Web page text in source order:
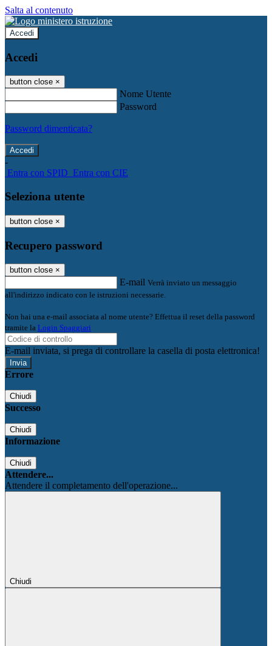
Salta al contenuto
Accedi
Accedi
button close ×
Nome Utente
Password
Password dimenticata?
-
Entra con SPID Entra con CIE
Seleziona utente
button close ×
Recupero password
button close ×
E-mail Verrà inviato un messaggio
all'indirizzo indicato con le istruzioni necessarie.
Non hai una e-mail associata al nome utente? Effettua il reset della password
tramite la Login Spaggiari
E-mail inviata, si prega di controllare la casella di posta elettronica!
Errore
Chiudi
Successo
Chiudi
Informazione
Chiudi
Attendere...
Attendere il completamento dell'operazione...
Chiudi